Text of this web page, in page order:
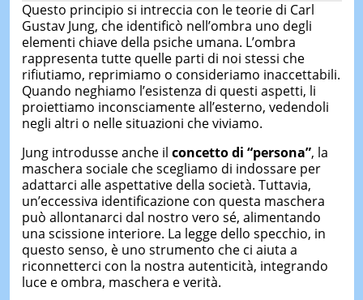
Questo principio si intreccia con le teorie di Carl
Gustav Jung, che identificò nell’ombra uno degli
elementi chiave della psiche umana. L’ombra
rappresenta tutte quelle parti di noi stessi che
rifiutiamo, reprimiamo o consideriamo inaccettabili.
Quando neghiamo l’esistenza di questi aspetti, li
proiettiamo inconsciamente all’esterno, vedendoli
negli altri o nelle situazioni che viviamo.
Jung introdusse anche il concetto di “persona”, la
maschera sociale che scegliamo di indossare per
adattarci alle aspettative della società. Tuttavia,
un’eccessiva identificazione con questa maschera
può allontanarci dal nostro vero sé, alimentando
una scissione interiore. La legge dello specchio, in
questo senso, è uno strumento che ci aiuta a
riconnetterci con la nostra autenticità, integrando
luce e ombra, maschera e verità.